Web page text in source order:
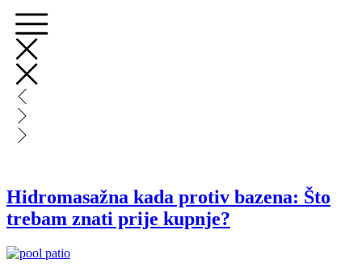
Hidromasažna kada protiv bazena: Što
trebam znati prije kupnje?